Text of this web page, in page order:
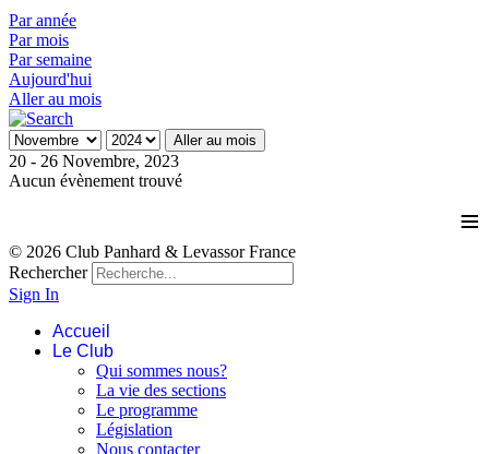
Par année
Par mois
Par semaine
Aujourd'hui
Aller au mois
Aller au mois
20 - 26 Novembre, 2023
Aucun évènement trouvé
≡
© 2026 Club Panhard & Levassor France
Rechercher
Sign In
Accueil
Le Club
Qui sommes nous?
La vie des sections
Le programme
Législation
Nous contacter